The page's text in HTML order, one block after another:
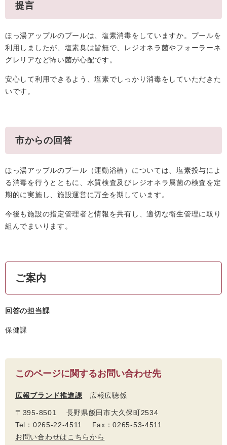
提言
ほっ湯アップルのプールは、塩素消毒をしていますか。プールを
利用しましたが、塩素臭は皆無で、レジオネラ菌やフォーラーネ
グレリアなど怖い菌が心配です。
安心して利用できるよう、塩素でしっかり消毒をしていただきた
いです。
市からの回答
ほっ湯アップルのプール（運動浴槽）については、塩素投与によ
る消毒を行うとともに、水質検査及びレジオネラ属菌の検査を定
期的に実施し、施設運営に万全を期しています。
今後も施設の指定管理者と情報を共有し、適切な衛生管理に取り
組んでまいります。
ご案内
回答の担当課
保健課
このページに関するお問い合わせ先
広報ブランド推進課 広報広聴係
〒395-8501 長野県飯田市大久保町2534
Tel：0265-22-4511 Fax：0265-53-4511
お問い合わせはこちらから